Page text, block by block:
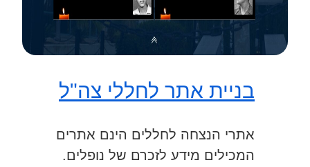
בניית אתר לחללי צה"ל
אתרי הנצחה לחללים הינם אתרים
המכילים מידע לזכרם של נופלים.